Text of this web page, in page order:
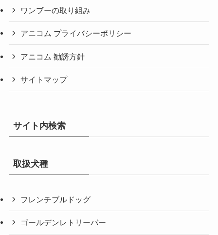
ワンブーの取り組み
アニコム プライバシーポリシー
アニコム 勧誘方針
サイトマップ
サイト内検索
取扱犬種
フレンチブルドッグ
ゴールデンレトリーバー